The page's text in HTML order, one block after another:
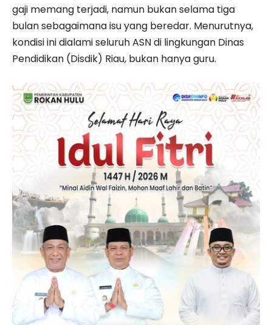
gaji memang terjadi, namun bukan selama tiga
bulan sebagaimana isu yang beredar. Menurutnya,
kondisi ini dialami seluruh ASN di lingkungan Dinas
Pendidikan (Disdik) Riau, bukan hanya guru.